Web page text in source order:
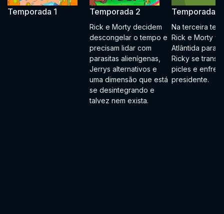
Temporada 1 Temporada 2
Rick e Morty decidem
descongelar o tempo e
precisam lidar com
parasitas alienígenas,
Jerrys alternativos e
uma dimensão que está
se desintegrando e
talvez nem exista.
Temporada 3
Na terceira
Rick e Morty
Atlântida para
Ricky se
picles e
presidente.